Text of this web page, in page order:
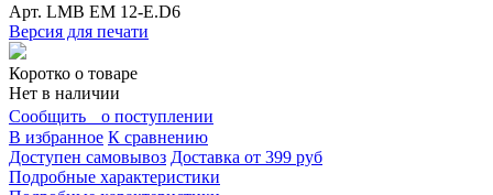
Арт. LMB EM 12-E.D6
Версия для печати
Коротко о товаре
Нет в наличии
Сообщить о поступлении
В избранное К сравнению
Доступен самовывоз Доставка от 399 руб
Подробные характеристики